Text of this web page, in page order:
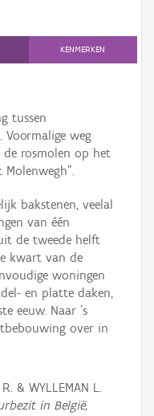
KENMERKEN
tussen
Voormalige weg
rosmolen op het
Molenwegh".
bakstenen, veelal
van één
de tweede helft
kwart van de
woningen
en platte daken,
eeuw. Naar 's
over in
R. & WYLLEMAN L.
in België,